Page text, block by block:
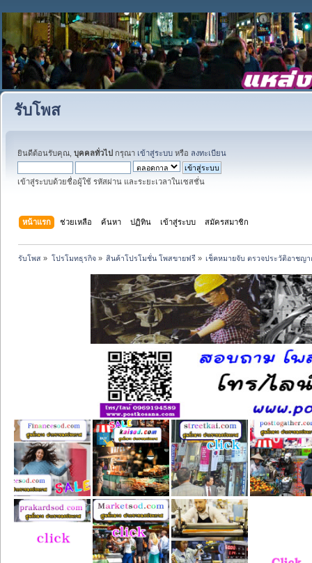
รับโพส
ยินดีต้อนรับคุณ, บุคคลทั่วไป กรุณา เข้าสู่ระบบ หรือ ลงทะเบียน
เข้าสู่ระบบด้วยชื่อผู้ใช้ รหัสผ่าน และระยะเวลาในเซสชั่น
หน้าแรก ช่วยเหลือ ค้นหา ปฏิทิน เข้าสู่ระบบ สมัครสมาชิก
รับโพส » โปรโมทธุรกิจ» สินค้าโปรโมชั่น โพสขายฟรี» เช็คหมายจับ ตรวจประวัติอาชญ